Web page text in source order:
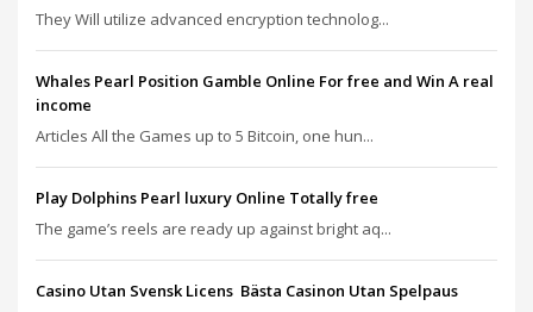
They Will utilize advanced encryption technolog...
Whales Pearl Position Gamble Online For free and Win A real
income
Articles All the Games up to 5 Bitcoin, one hun...
Play Dolphins Pearl luxury Online Totally free
The game’s reels are ready up against bright aq...
Casino Utan Svensk Licens ️ Bästa Casinon Utan Spelpaus